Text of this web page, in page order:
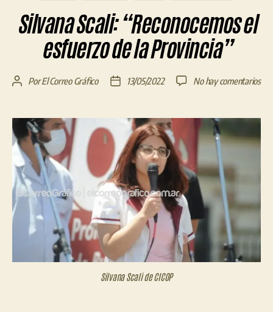
Silvana Scali: “Reconocemos el
esfuerzo de la Provincia”
Autor
entrada
PorEl Correo Gráfico
Fecha
entrada
13/05/2022 No hay comentariosen
Silvana Scali de CICOP